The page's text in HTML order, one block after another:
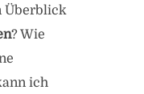
Überblick
? Wie
ich